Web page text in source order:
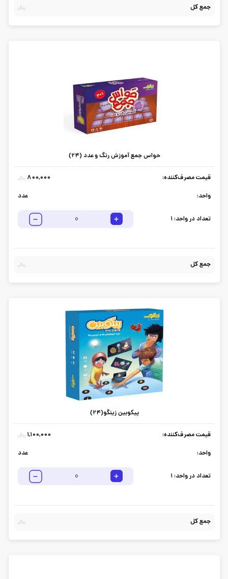
جمع کل ریال
حواس جمع آموزش رنگ و عدد (24)
قیمت مصرف‌کننده: 800,000 ریال
واحد: عدد
تعداد در واحد:1
جمع کل ریال
پیکوبین زینگو(24)
قیمت مصرف‌کننده: 1,100,000 ریال
واحد: عدد
تعداد در واحد:1
جمع کل ریال